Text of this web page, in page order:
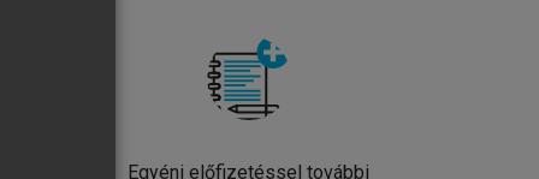
Egyéni előfizetéssel további